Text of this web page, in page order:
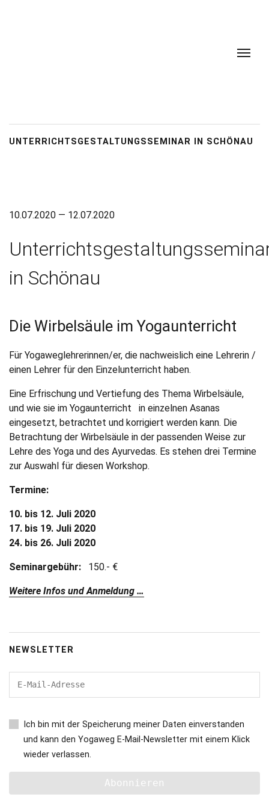
UNTERRICHTSGESTALTUNGSSEMINAR IN SCHÖNAU
10.07.2020 — 12.07.2020
in Schönau
Die Wirbelsäule im Yogaunterricht
Für Yogaweglehrerinnen/er, die nachweislich eine Lehrerin /
einen Lehrer für den Einzelunterricht haben.
Eine Erfrischung und Vertiefung des Thema Wirbelsäule,
und wie sie im Yogaunterricht in einzelnen Asanas
eingesetzt, betrachtet und korrigiert werden kann. Die
Betrachtung der Wirbelsäule in der passenden Weise zur
Lehre des Yoga und des Ayurvedas. Es stehen drei Termine
zur Auswahl für diesen Workshop.
Termine:
10. bis 12. Juli 2020
17. bis 19. Juli 2020
24. bis 26. Juli 2020
Seminargebühr: 150.- €
Weitere Infos und Anmeldung …
NEWSLETTER
Ich bin mit der Speicherung meiner Daten einverstanden
und kann den Yogaweg E-Mail-Newsletter mit einem Klick
wieder verlassen.